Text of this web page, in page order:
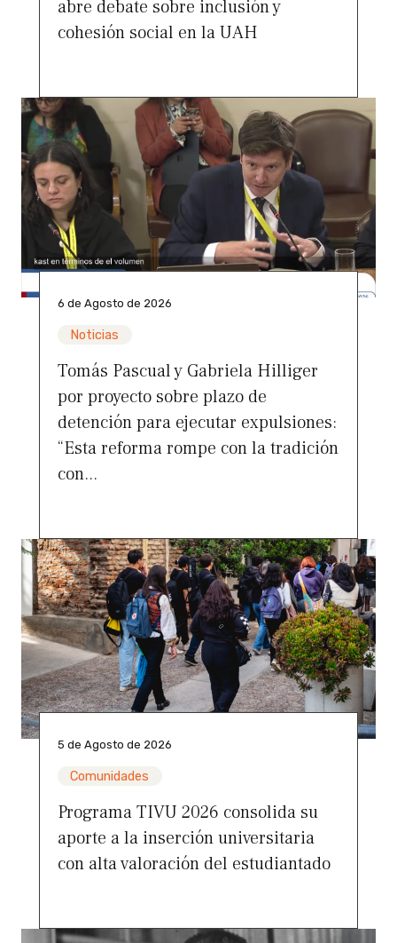
abre debate sobre inclusión y
cohesión social en la UAH
6 de Agosto de 2026
Noticias
Tomás Pascual y Gabriela Hilliger
por proyecto sobre plazo de
detención para ejecutar expulsiones:
“Esta reforma rompe con la tradición
con...
5 de Agosto de 2026
Comunidades
Programa TIVU 2026 consolida su
aporte a la inserción universitaria
con alta valoración del estudiantado